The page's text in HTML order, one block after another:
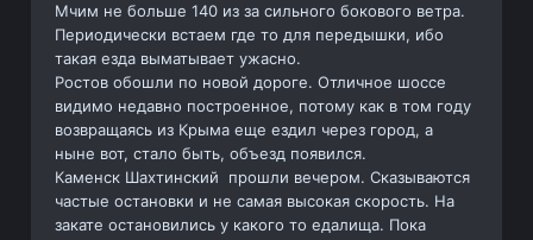
Мчим не больше 140 из за сильного бокового ветра.
Периодически встаем где то для передышки, ибо
такая езда выматывает ужасно.
Ростов обошли по новой дороге. Отличное шоссе
видимо недавно построенное, потому как в том году
возвращаясь из Крыма еще ездил через город, а
ныне вот, стало быть, объезд появился.
Каменск Шахтинский прошли вечером. Сказываются
частые остановки и не самая высокая скорость. На
закате остановились у какого то едалища. Пока